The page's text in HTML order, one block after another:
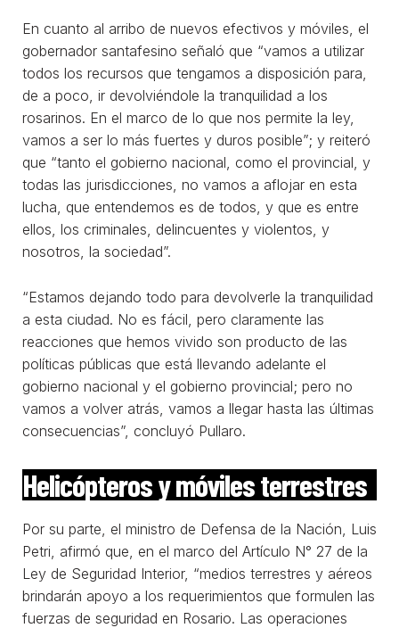
En cuanto al arribo de nuevos efectivos y móviles, el
gobernador santafesino señaló que “vamos a utilizar
todos los recursos que tengamos a disposición para,
de a poco, ir devolviéndole la tranquilidad a los
rosarinos. En el marco de lo que nos permite la ley,
vamos a ser lo más fuertes y duros posible”; y reiteró
que “tanto el gobierno nacional, como el provincial, y
todas las jurisdicciones, no vamos a aflojar en esta
lucha, que entendemos es de todos, y que es entre
ellos, los criminales, delincuentes y violentos, y
nosotros, la sociedad”.
“Estamos dejando todo para devolverle la tranquilidad
a esta ciudad. No es fácil, pero claramente las
reacciones que hemos vivido son producto de las
políticas públicas que está llevando adelante el
gobierno nacional y el gobierno provincial; pero no
vamos a volver atrás, vamos a llegar hasta las últimas
consecuencias”, concluyó Pullaro.
Helicópteros y móviles terrestres
Por su parte, el ministro de Defensa de la Nación, Luis
Petri, afirmó que, en el marco del Artículo N° 27 de la
Ley de Seguridad Interior, “medios terrestres y aéreos
brindarán apoyo a los requerimientos que formulen las
fuerzas de seguridad en Rosario. Las operaciones